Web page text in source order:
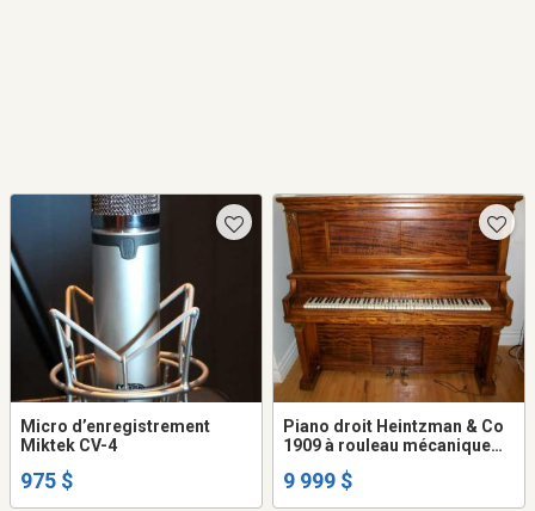
Micro d’enregistrement
Miktek CV-4
975 $
Piano droit Heintzman & Co
1909 à rouleau mécanique
Pneumatique Upright Player
9 999 $